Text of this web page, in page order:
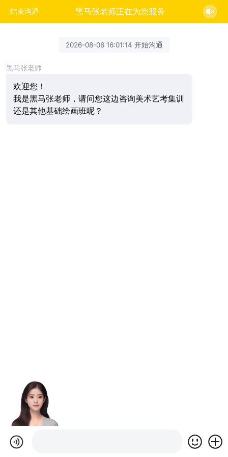
结束沟通 黑马张老师正在为您服务
2026-08-06 16:01:14 开始沟通
黑马张老师
欢迎您！
我是黑马张老师，请问您这边咨询美术艺考集训
还是其他基础绘画班呢？